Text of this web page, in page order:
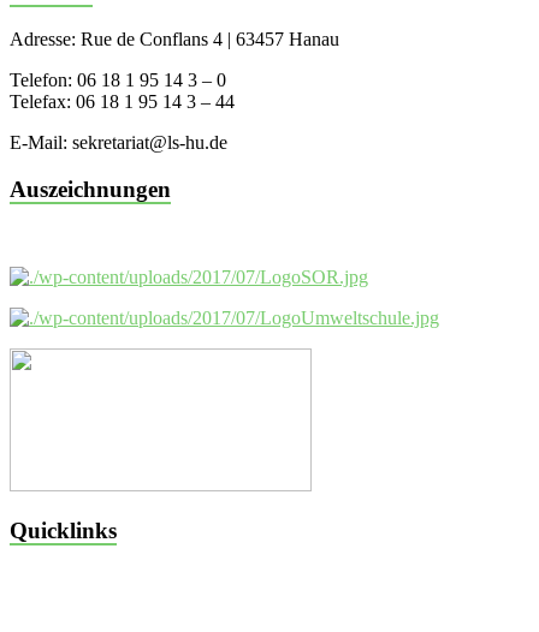
Adresse: Rue de Conflans 4 | 63457 Hanau
Telefon: 06 18 1 95 14 3 – 0
Telefax: 06 18 1 95 14 3 – 44
E-Mail: sekretariat@ls-hu.de
Auszeichnungen
Quicklinks